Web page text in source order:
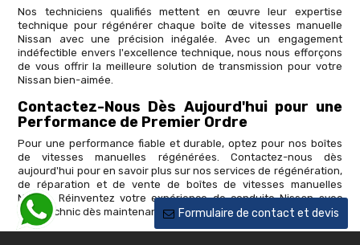
Nos techniciens qualifiés mettent en œuvre leur expertise
technique pour régénérer chaque boîte de vitesses manuelle
Nissan avec une précision inégalée. Avec un engagement
indéfectible envers l'excellence technique, nous nous efforçons
de vous offrir la meilleure solution de transmission pour votre
Nissan bien-aimée.
Contactez-Nous Dès Aujourd'hui pour une
Performance de Premier Ordre
Pour une performance fiable et durable, optez pour nos boîtes
de vitesses manuelles régénérées. Contactez-nous dès
aujourd'hui pour en savoir plus sur nos services de régénération,
de réparation et de vente de boîtes de vitesses manuelles
Nissan. Réinventez votre expérience de conduite Nissan avec
MSM Technic dès maintenant.
Formulaire de contact et devis